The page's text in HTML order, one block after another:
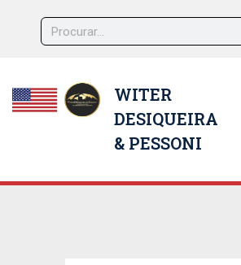
WITER
DESIQUEIRA
& PESSONI